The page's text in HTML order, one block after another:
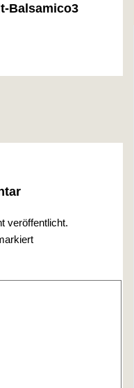
Balsamico3
veröffentlicht.